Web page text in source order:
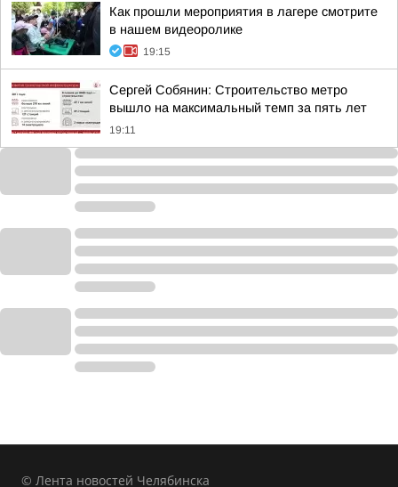
Как прошли мероприятия в лагере смотрите
в нашем видеоролике
19:15
Сергей Собянин: Строительство метро
вышло на максимальный темп за пять лет
19:11
© Лента новостей Челябинска